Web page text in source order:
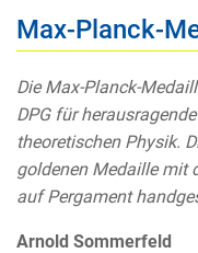
Max-Planck-
Die Max-Planck-
DPG für
theoretischen Physik.
goldenen Medaille mit
auf Pergament
Arnold Sommerfeld